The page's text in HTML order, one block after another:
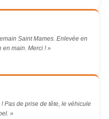
Saint Mames. Enlevée en
en main. Merci ! »
Pas de prise de tête, le véhicule
»